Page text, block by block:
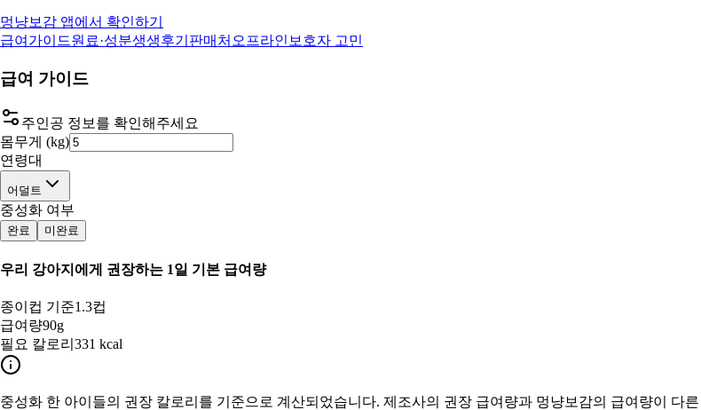
멍냥보감 앱에서 확인하기
급여가이드원료·성분생생후기 판매처 오프라인 보호자 고민
급여 가이드
주인공 정보를 확인해주세요
몸무게 (kg)
연령대
어덜트
중성화 여부
완료 미완료
우리 강아지 에게 권장하는 1일 기본 급여량
종이컵 기준1.3컵
급여량90g
필요 칼로리 331 kcal
중성화 한 아이들의 권장 칼로리를 기준으로 계산되었습니다. 제조사의 권장 급여량과 멍냥보감의 급여량이 다른